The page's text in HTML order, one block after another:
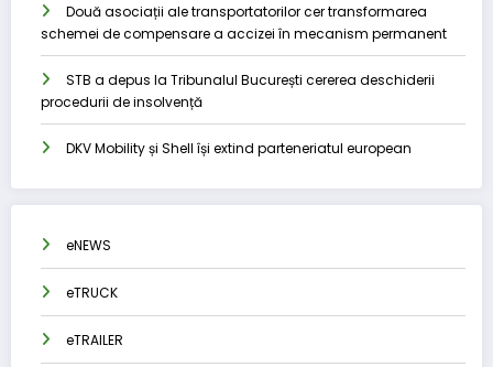
Două asociații ale transportatorilor cer transformarea
schemei de compensare a accizei în mecanism permanent
STB a depus la Tribunalul București cererea deschiderii
procedurii de insolvență
DKV Mobility și Shell își extind parteneriatul european
eNEWS
eTRUCK
eTRAILER